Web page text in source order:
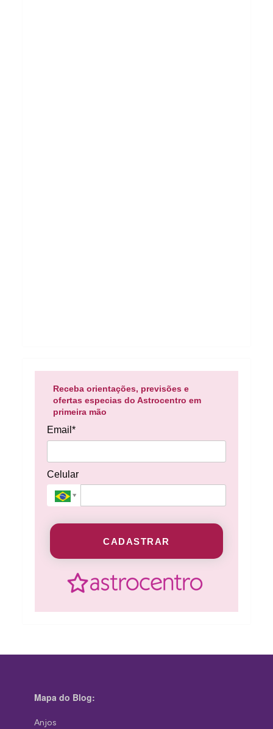
Receba orientações, previsões e
ofertas especias do Astrocentro em
primeira mão
Email*
Celular
CADASTRAR
Mapa do Blog:
Anjos